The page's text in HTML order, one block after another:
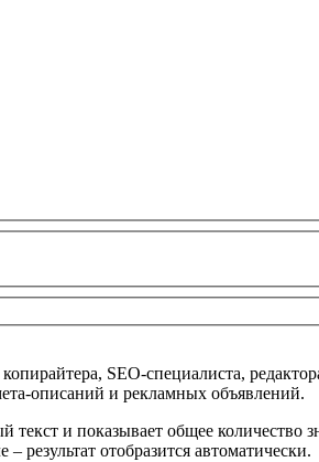
SEO-специалиста,
описаний и рекламных объявлений.
и показывает общее
результат отобразится автоматически.